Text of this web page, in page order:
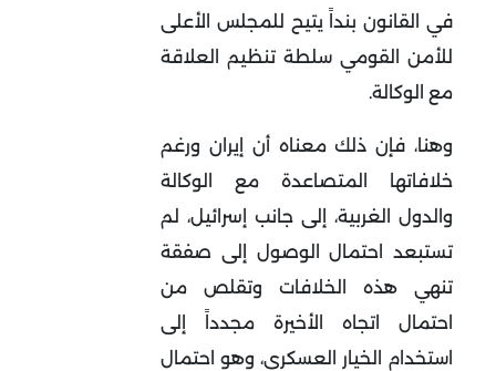
في القانون بنداً يتيح للمجلس الأعلى
للأمن القومي سلطة تنظيم العلاقة
مع الوكالة.
وهنا، فإن ذلك معناه أن إيران ورغم
خلافاتها المتصاعدة مع الوكالة
والدول الغربية، إلى جانب إسرائيل، لم
تستبعد احتمال الوصول إلى صفقة
تنهي هذه الخلافات وتقلص من
احتمال اتجاه الأخيرة مجدداً إلى
استخدام الخيار العسكري، وهو احتمال